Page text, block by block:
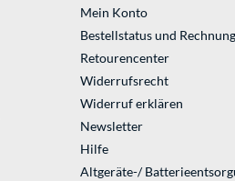
Mein Konto
Bestellstatus und Rechnung
Retourencenter
Widerrufsrecht
Widerruf erklären
Newsletter
Hilfe
Altgeräte-/